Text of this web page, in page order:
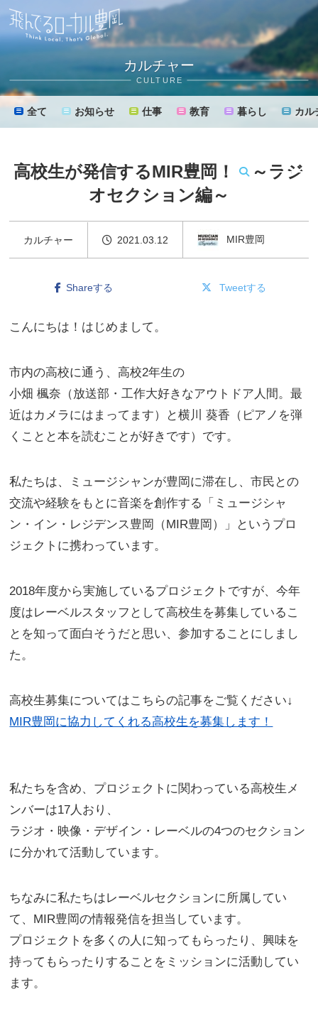
カルチャー
CULTURE
全て お知らせ 仕事 教育 暮らし カル
高校生が発信するMIR豊岡！ ～ラジ
オセクション編～
カルチャー 2021.03.12 MIR豊岡
Shareする Tweetする
こんにちは！はじめまして。
市内の高校に通う、高校2年生の
小畑 楓奈（放送部・工作大好きなアウトドア人間。最
近はカメラにはまってます）
と横川 葵香（ピアノを弾
くことと本を読むことが好きです）です。
私たちは、
ミュージシャンが豊岡に滞在し、市民との
交流や経験をもとに音楽を創作する「ミュージシャ
ン・イン・レジデンス豊岡（MIR豊岡）」というプロ
ジェクトに携わっています。
2018年度から実施しているプロジェクトですが、今年
度はレーベルスタッフとして高校生を募集しているこ
とを知って面白そうだと思い、参加することにしまし
た。
高校生募集についてはこちらの記事をご覧ください↓
MIR豊岡に協力してくれる高校生を募集します！
私たちを含め、プロジェクトに関わっている高校生メ
ンバーは17人おり、
ラジオ・映像・デザイン・レーベルの4つのセクション
に分かれて活動しています。
ちなみに私たちはレーベルセクションに所属してい
て、MIR豊岡の情報発信を担当しています。
プロジェクトを多くの人に知ってもらったり、興味を
持ってもらったりすることをミッションに活動してい
ます。